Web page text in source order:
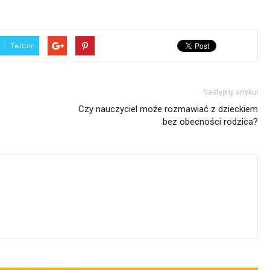
Twitter
Następny artykuł
Czy nauczyciel może rozmawiać z dzieckiem
bez obecności rodzica?